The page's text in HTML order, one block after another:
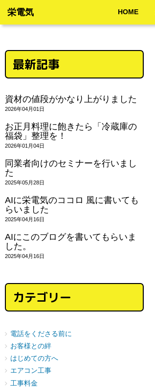
栄電気 HOME
最新記事
資材の値段がかなり上がりました
2026年04月01日
お正月料理に飽きたら「冷蔵庫の
福袋」整理を！
2026年01月04日
同業者向けのセミナーを行いまし
た
2025年05月28日
AIに栄電気のココロ 風に書いても
らいました
2025年04月16日
AIにこのブログを書いてもらいま
した。
2025年04月16日
カテゴリー
電話をくださる前に
お客様との絆
はじめての方へ
エアコン工事
工事料金